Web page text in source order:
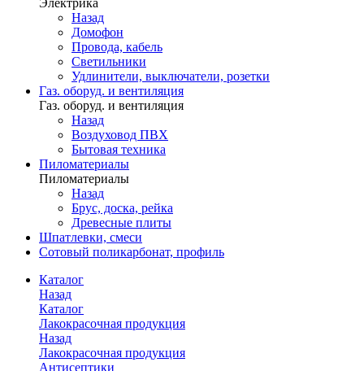
Электрика
Назад
Домофон
Провода, кабель
Светильники
Удлинители, выключатели, розетки
Газ. оборуд. и вентиляция
Газ. оборуд. и вентиляция
Назад
Воздуховод ПВХ
Бытовая техника
Пиломатериалы
Пиломатериалы
Назад
Брус, доска, рейка
Древесные плиты
Шпатлевки, смеси
Сотовый поликарбонат, профиль
Каталог
Назад
Каталог
Лакокрасочная продукция
Назад
Лакокрасочная продукция
Антисептики